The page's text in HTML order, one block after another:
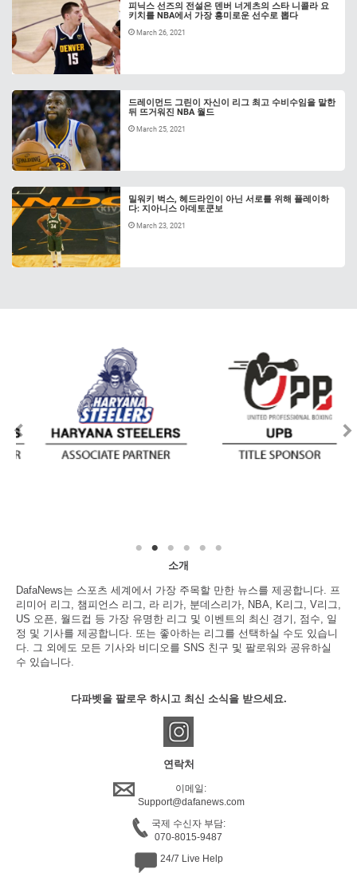
피닉스 선즈의 전설은 덴버 너게츠의 스타 니콜라 요
키치를 NBA에서 가장 흥미로운 선수로 뽑다
March 26, 2021
드레이먼드 그린이 자신이 리그 최고 수비수임을 말한
뒤 뜨거워진 NBA 월드
March 25, 2021
밀워키 벅스, 헤드라인이 아닌 서로를 위해 플레이하
다: 지아니스 아데토쿤보
March 23, 2021
소개
DafaNews는 스포츠 세계에서 가장 주목할 만한 뉴스를 제공합니다. 프
리미어 리그, 챔피언스 리그, 라 리가, 분데스리가, NBA, K리그, V리그,
US 오픈, 월드컵 등 가장 유명한 리그 및 이벤트의 최신 경기, 점수, 일
정 및 기사를 제공합니다. 또는 좋아하는 리그를 선택하실 수도 있습니
다. 그 외에도 모든 기사와 비디오를 SNS 친구 및 팔로워와 공유하실
수 있습니다.
다파벳을 팔로우 하시고 최신 소식을 받으세요.
연락처
이메일:
Support@dafanews.com
국제 수신자 부담:
070-8015-9487
24/7 Live Help